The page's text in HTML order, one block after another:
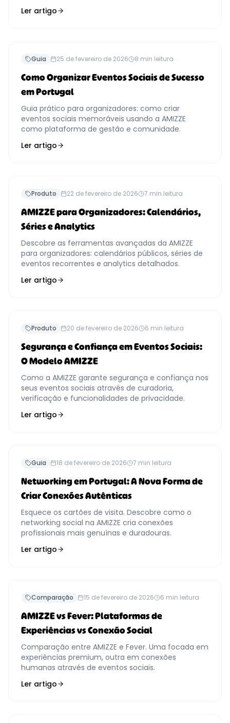
Ler artigo
Guia 25 de fevereiro de 2026 8 min leitura
Como Organizar Eventos Sociais de Sucesso
em Portugal
Guia prático para organizadores: como criar
eventos sociais memoráveis usando a AMIZZE
como plataforma de gestão e comunidade.
Ler artigo
Produto 22 de fevereiro de 2026 7 min leitura
AMIZZE para Organizadores: Calendários,
Séries e Analytics
Descobre as ferramentas avançadas da AMIZZE
para organizadores: calendários públicos, séries de
eventos recorrentes e analytics detalhados.
Ler artigo
Produto 20 de fevereiro de 2026 6 min leitura
Segurança e Confiança em Eventos Sociais:
O Modelo AMIZZE
Como a AMIZZE garante segurança e confiança nos
seus eventos sociais através de curadoria,
verificação e funcionalidades de privacidade.
Ler artigo
Guia 18 de fevereiro de 2026 7 min leitura
Networking em Portugal: A Nova Forma de
Criar Conexões Autênticas
Esquece os cartões de visita. Descobre como o
networking social na AMIZZE cria conexões
profissionais mais genuínas e duradouras.
Ler artigo
Comparação 15 de fevereiro de 2026 6 min leitura
AMIZZE vs Fever: Plataformas de
Experiências vs Conexão Social
Comparação entre AMIZZE e Fever. Uma focada em
experiências premium, outra em conexões
humanas através de eventos sociais.
Ler artigo